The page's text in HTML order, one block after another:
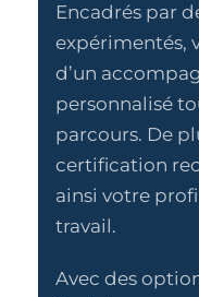
Encadrés par
expérimentés,
d’un
personnalisé
parcours. De
certification
ainsi votre
travail.
Avec des